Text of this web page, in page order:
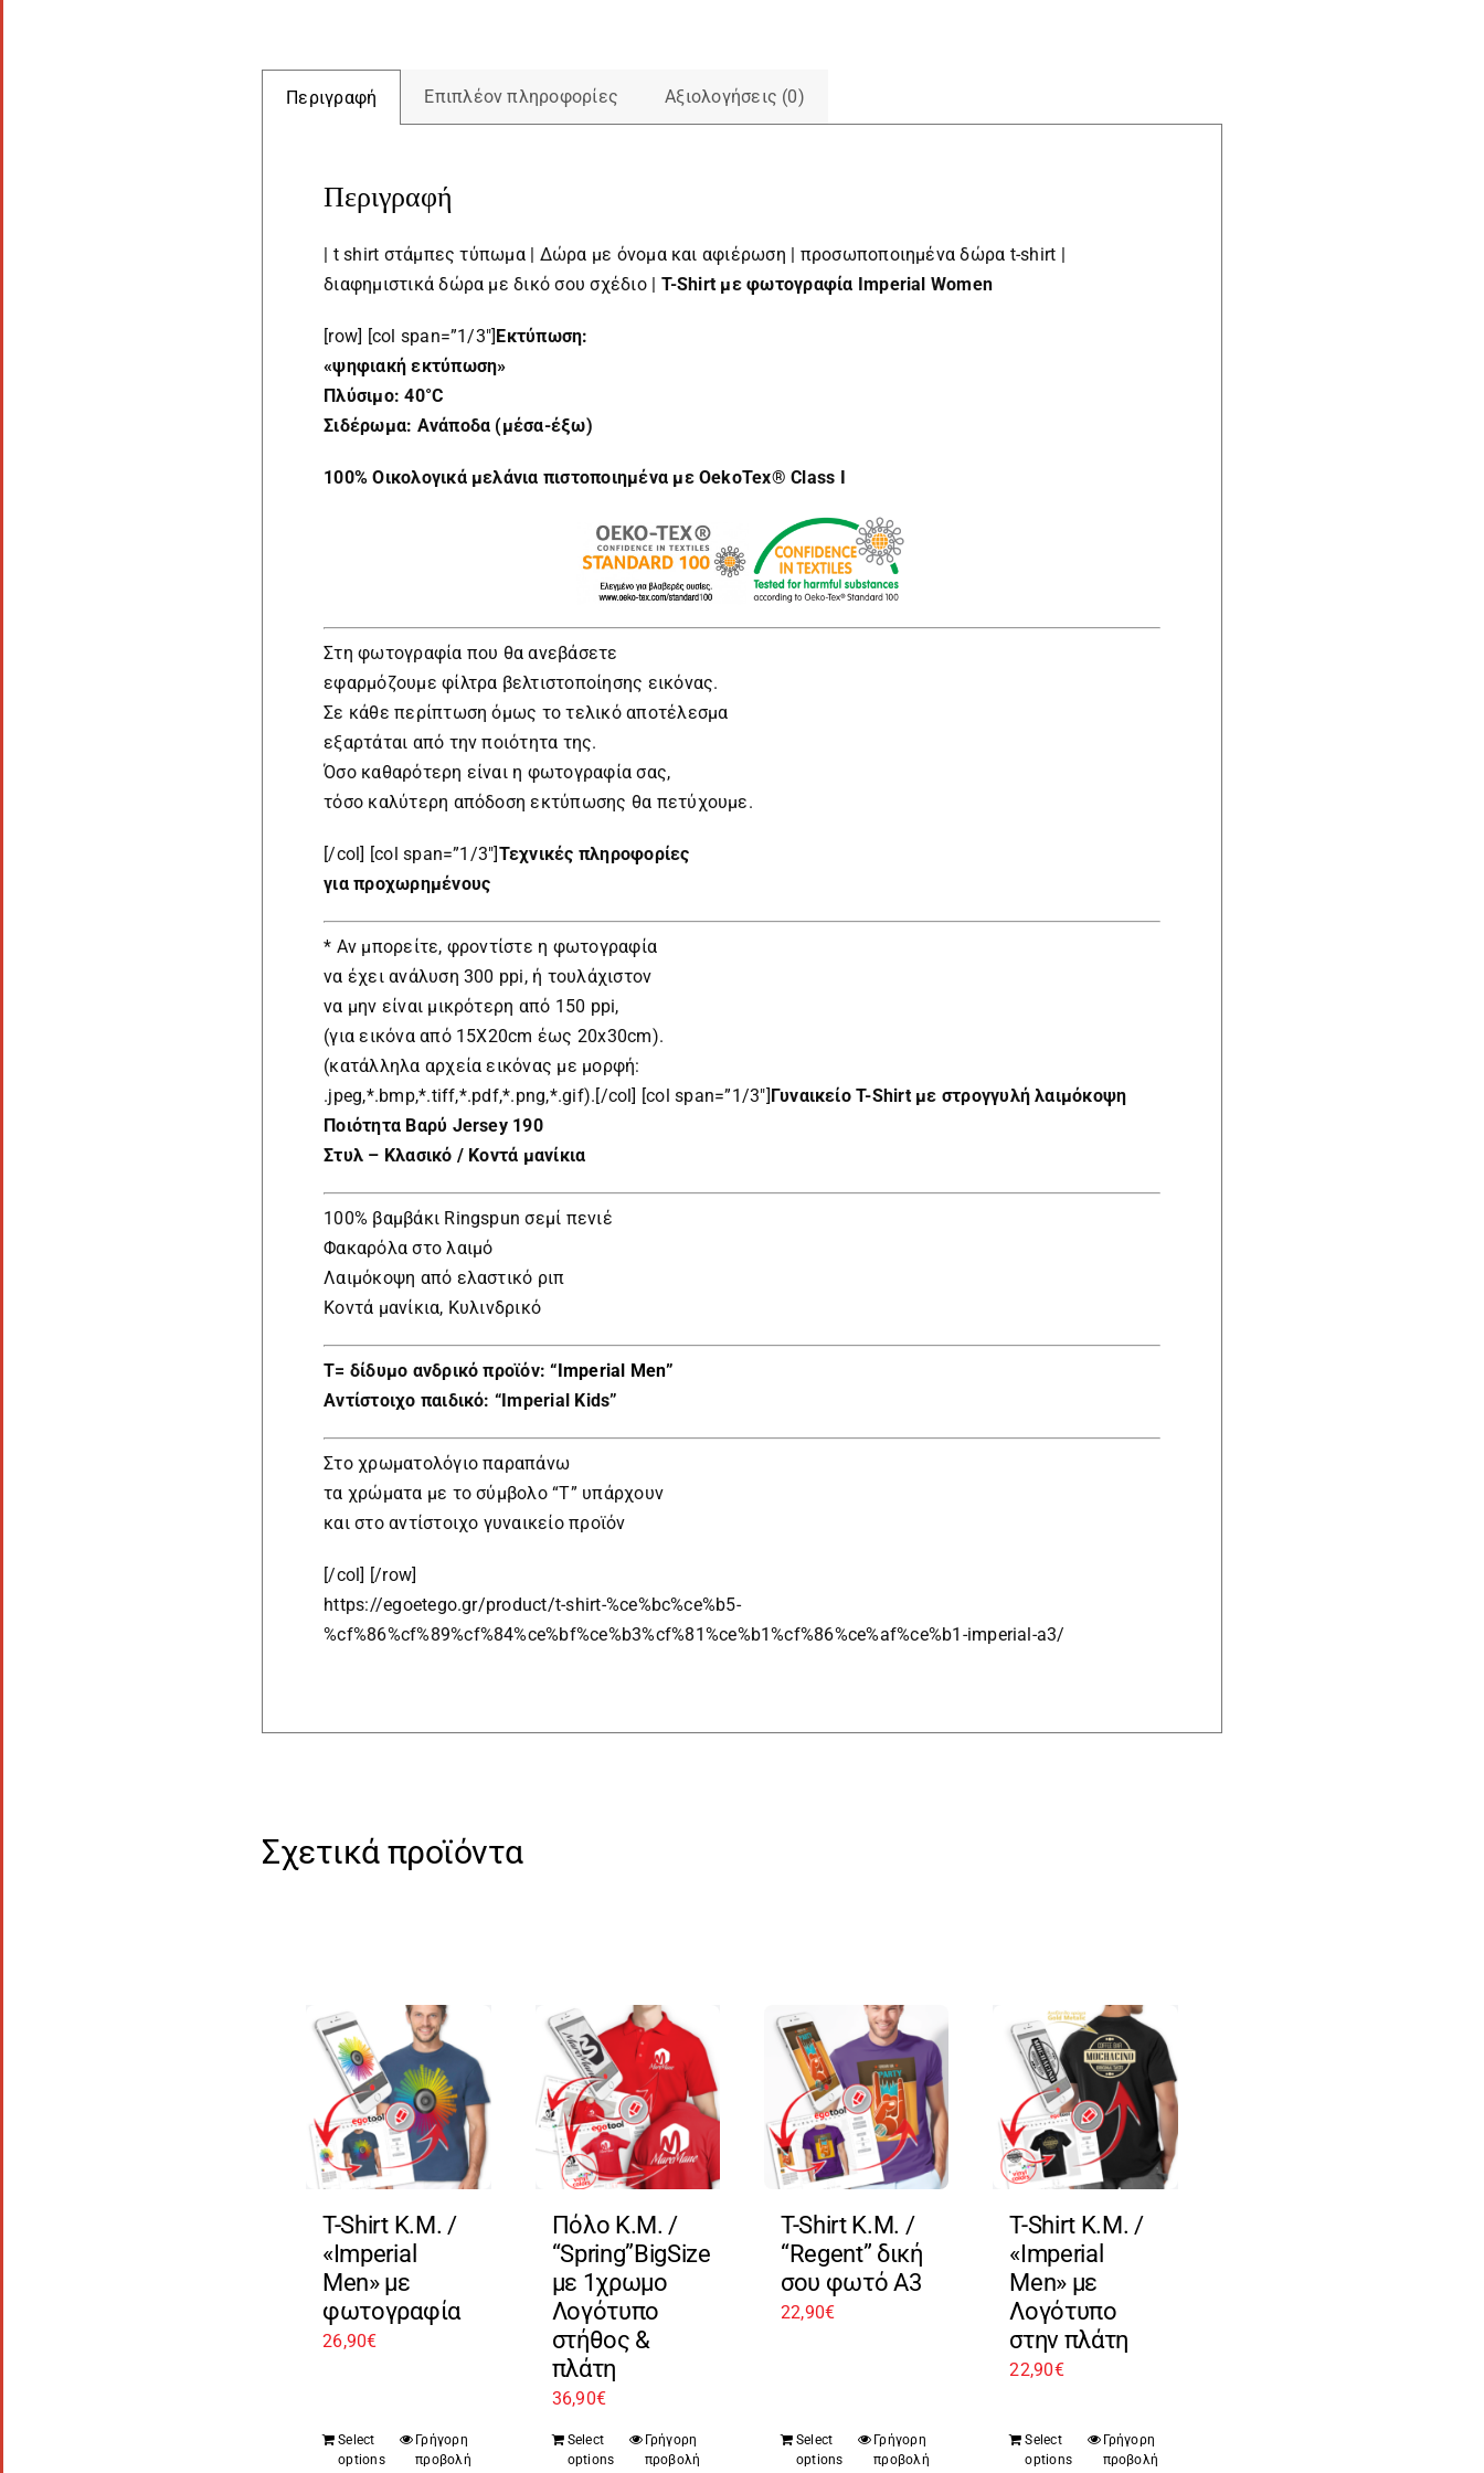
Περιγραφή Επιπλέον πληροφορίες Αξιολογήσεις (0)
Περιγραφή
| t shirt στάμπες τύπωμα | Δώρα με όνομα και αφιέρωση | προσωποποιημένα δώρα t-shirt |
διαφημιστικά δώρα με δικό σου σχέδιο | T-Shirt με φωτογραφία Imperial Women
[row] [col span=”1/3″]Εκτύπωση:
«ψηφιακή εκτύπωση»
Πλύσιμο: 40°C
Σιδέρωμα: Ανάποδα (μέσα-έξω)
100% Οικολογικά μελάνια πιστοποιημένα με OekoTex® Class I
Στη φωτογραφία που θα ανεβάσετε
εφαρμόζουμε φίλτρα βελτιστοποίησης εικόνας.
Σε κάθε περίπτωση όμως το τελικό αποτέλεσμα
εξαρτάται από την ποιότητα της.
Όσο καθαρότερη είναι η φωτογραφία σας,
τόσο καλύτερη απόδοση εκτύπωσης θα πετύχουμε.
[/col] [col span=”1/3″]Τεχνικές πληροφορίες
για προχωρημένους
* Αν μπορείτε, φροντίστε η φωτογραφία
να έχει ανάλυση 300 ppi, ή τουλάχιστον
να μην είναι μικρότερη από 150 ppi,
(για εικόνα από 15Χ20cm έως 20x30cm).
(κατάλληλα αρχεία εικόνας με μορφή:
.jpeg,*.bmp,*.tiff,*.pdf,*.png,*.gif).[/col] [col span=”1/3″]ΓυναικείοT-Shirt με στρογγυλή λαιμόκοψη
Ποιότητα Βαρύ Jersey 190
Στυλ – Κλασικό / Κοντά μανίκια
100% βαμβάκι Ringspun σεμί πενιέ
Φακαρόλα στο λαιμό
Λαιμόκοψη από ελαστικό ριπ
Κοντά μανίκια, Κυλινδρικό
Τ= δίδυμο ανδρικό προϊόν: “Imperial Men”
Αντίστοιχο παιδικό: “Imperial Kids”
Στο χρωματολόγιο παραπάνω
τα χρώματα με το σύμβολο “Τ” υπάρχουν
και στο αντίστοιχο γυναικείο προϊόν
[/col] [/row]
https://egoetego.gr/product/t-shirt-%ce%bc%ce%b5-
%cf%86%cf%89%cf%84%ce%bf%ce%b3%cf%81%ce%b1%cf%86%ce%af%ce%b1-imperial-a3/
Σχετικά προϊόντα
T-Shirt Κ.Μ. /
«Imperial
Men» με
φωτογραφία
26,90€
Select
options
Γρήγορη
προβολή
Πόλο Κ.Μ. /
“Spring”BigSize
με 1χρωμο
Λογότυπο
στήθος &
πλάτη
36,90€
Select
options
Γρήγορη
προβολή
T-Shirt Κ.Μ. /
“Regent” δική
σου φωτό A3
22,90€
Select
options
Γρήγορη
προβολή
T-Shirt Κ.Μ. /
«Imperial
Men» με
Λογότυπο
στην πλάτη
22,90€
Select
options
Γρήγορη
προβολή